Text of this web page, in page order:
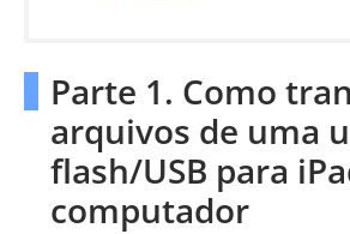
Parte 1. Como
arquivos de uma
flash/USB para
computador